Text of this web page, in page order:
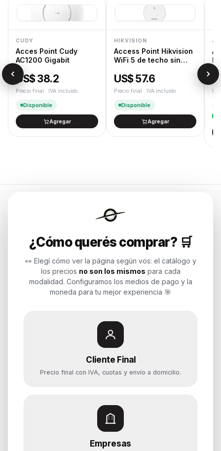
CUDY
Acces Point Cudy
AC1200 Gigabit
US$ 38.2
Precio final · IVA incluido
Disponible
Agregar
HIKVISION
Access Point Hikvision
WiFi 5 de techo sin
US$ 57.6
Precio final · IVA incluido
Disponible
Agregar
¿Cómo querés comprar? 🛒
👀 Elegí cómo ver la página según vos: el catálogo y
los precios no son los mismos para cada
modalidad. Configuramos los medios de pago y la
moneda para tu mejor experiencia 🎯
Cliente Final
Precio final con IVA, cuotas y envío a domicilio.
Empresas
Endurances
Soluciones de tecnología para
Potenciamos tu mundo.
Time to work
Categorías
Notebooks
Computadoras y PCs
Componentes
Almacenamiento
Monitores y Pantallas
Ayuda